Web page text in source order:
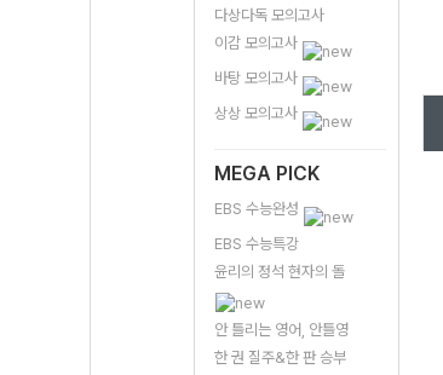
다상다독 모의고사
이감 모의고사
바탕 모의고사
상상 모의고사
MEGA PICK
EBS 수능완성
EBS 수능특강
윤리의 정석 현자의 돌
안 틀리는 영어, 안틀영
한 권 질주&한 판 승부